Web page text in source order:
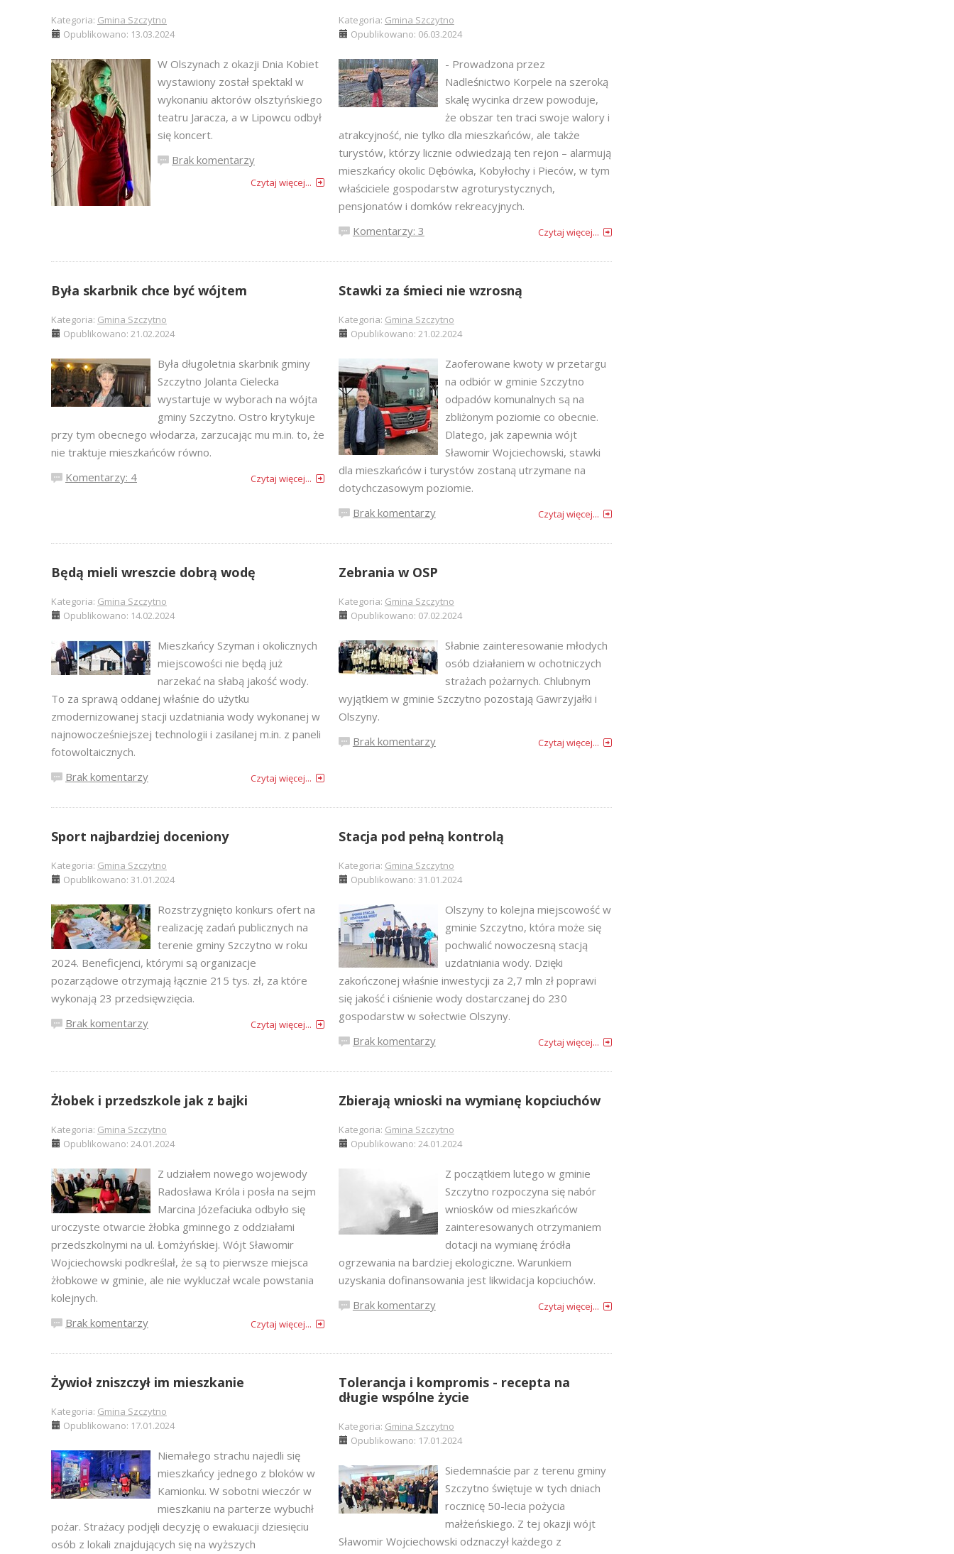
Kategoria: Gmina Szczytno
Opublikowano: 13.03.2024
W Olszynach z okazji Dnia Kobiet
wystawiony został spektakl w
wykonaniu aktorów olsztyńskiego
teatru Jaracza, a w Lipowcu odbył
się koncert.
Brak komentarzy
Czytaj więcej...
Kategoria: Gmina Szczytno
Opublikowano: 06.03.2024
- Prowadzona przez
Nadleśnictwo Korpele na szeroką
skalę wycinka drzew powoduje,
że obszar ten traci swoje walory i
atrakcyjność, nie tylko dla mieszkańców, ale także
turystów, którzy licznie odwiedzają ten rejon – alarmują
mieszkańcy okolic Dębówka, Kobyłochy i Pieców, w tym
właściciele gospodarstw agroturystycznych,
pensjonatów i domków rekreacyjnych.
Komentarzy: 3
Czytaj więcej...
Była skarbnik chce być wójtem
Kategoria: Gmina Szczytno
Opublikowano: 21.02.2024
Była długoletnia skarbnik gminy
Szczytno Jolanta Cielecka
wystartuje w wyborach na wójta
gminy Szczytno. Ostro krytykuje
przy tym obecnego włodarza, zarzucając mu m.in. to, że
nie traktuje mieszkańców równo.
Komentarzy: 4
Czytaj więcej...
Stawki za śmieci nie wzrosną
Kategoria: Gmina Szczytno
Opublikowano: 21.02.2024
Zaoferowane kwoty w przetargu
na odbiór w gminie Szczytno
odpadów komunalnych są na
zbliżonym poziomie co obecnie.
Dlatego, jak zapewnia wójt
Sławomir Wojciechowski, stawki
dla mieszkańców i turystów zostaną utrzymane na
dotychczasowym poziomie.
Brak komentarzy
Czytaj więcej...
Będą mieli wreszcie dobrą wodę
Kategoria: Gmina Szczytno
Opublikowano: 14.02.2024
Mieszkańcy Szyman i okolicznych
miejscowości nie będą już
narzekać na słabą jakość wody.
To za sprawą oddanej właśnie do użytku
zmodernizowanej stacji uzdatniania wody wykonanej w
najnowocześniejszej technologii i zasilanej m.in. z paneli
fotowoltaicznych.
Brak komentarzy
Czytaj więcej...
Zebrania w OSP
Kategoria: Gmina Szczytno
Opublikowano: 07.02.2024
Słabnie zainteresowanie młodych
osób działaniem w ochotniczych
strażach pożarnych. Chlubnym
wyjątkiem w gminie Szczytno pozostają Gawrzyjałki i
Olszyny.
Brak komentarzy
Czytaj więcej...
Sport najbardziej doceniony
Kategoria: Gmina Szczytno
Opublikowano: 31.01.2024
Rozstrzygnięto konkurs ofert na
realizację zadań publicznych na
terenie gminy Szczytno w roku
2024. Beneficjenci, którymi są organizacje
pozarządowe otrzymają łącznie 215 tys. zł, za które
wykonają 23 przedsięwzięcia.
Brak komentarzy
Czytaj więcej...
Stacja pod pełną kontrolą
Kategoria: Gmina Szczytno
Opublikowano: 31.01.2024
Olszyny to kolejna miejscowość w
gminie Szczytno, która może się
pochwalić nowoczesną stacją
uzdatniania wody. Dzięki
zakończonej właśnie inwestycji za 2,7 mln zł poprawi
się jakość i ciśnienie wody dostarczanej do 230
gospodarstw w sołectwie Olszyny.
Brak komentarzy
Czytaj więcej...
Żłobek i przedszkole jak z bajki
Kategoria: Gmina Szczytno
Opublikowano: 24.01.2024
Z udziałem nowego wojewody
Radosława Króla i posła na sejm
Marcina Józefaciuka odbyło się
uroczyste otwarcie żłobka gminnego z oddziałami
przedszkolnymi na ul. Łomżyńskiej. Wójt Sławomir
Wojciechowski podkreślał, że są to pierwsze miejsca
żłobkowe w gminie, ale nie wykluczał wcale powstania
kolejnych.
Brak komentarzy
Czytaj więcej...
Zbierają wnioski na wymianę kopciuchów
Kategoria: Gmina Szczytno
Opublikowano: 24.01.2024
Z początkiem lutego w gminie
Szczytno rozpoczyna się nabór
wniosków od mieszkańców
zainteresowanych otrzymaniem
dotacji na wymianę źródła
ogrzewania na bardziej ekologiczne. Warunkiem
uzyskania dofinansowania jest likwidacja kopciuchów.
Brak komentarzy
Czytaj więcej...
Żywioł zniszczył im mieszkanie
Kategoria: Gmina Szczytno
Opublikowano: 17.01.2024
Niemałego strachu najedli się
mieszkańcy jednego z bloków w
Kamionku. W sobotni wieczór w
mieszkaniu na parterze wybuchł
pożar. Strażacy podjęli decyzję o ewakuacji dziesięciu
osób z lokali znajdujących się na wyższych
Tolerancja i kompromis - recepta na
długie wspólne życie
Kategoria: Gmina Szczytno
Opublikowano: 17.01.2024
Siedemnaście par z terenu gminy
Szczytno świętuje w tych dniach
rocznicę 50-lecia pożycia
małżeńskiego. Z tej okazji wójt
Sławomir Wojciechowski odznaczył każdego z